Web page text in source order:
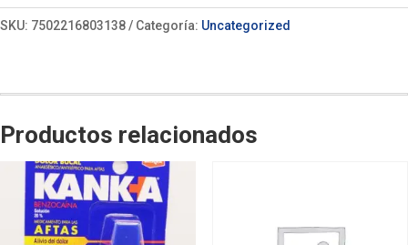
SKU: 7502216803138 Categoría: Uncategorized
Productos relacionados